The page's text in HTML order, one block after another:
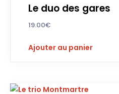
Le duo des gares
19.00€
Ajouter au panier